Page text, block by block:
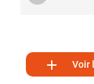
 Voir